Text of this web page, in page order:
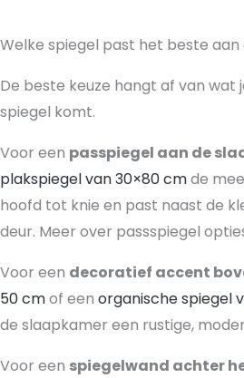
Welke spiegel past het beste
De beste keuze hangt af van wat
spiegel komt.
Voor een passpiegel aan de
plakspiegel van 30×80 cmde
hoofd tot knie en past naast de
deur. Meer over passspiegel
Voor een decoratief accent
50 cmof een organische spiegel
de slaapkamer een rustige,
Voor een spiegelwand achter